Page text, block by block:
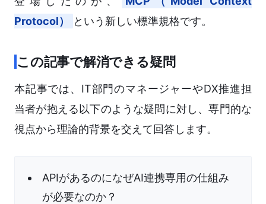
Protocol）
という新しい標準規格です。
この記事で解消できる疑問
本記事では、IT部門のマネージャーやDX推進担
当者が抱える以下のような疑問に対し、専門的な
視点から理論的背景を交えて回答します。
APIがあるのになぜAI連携専用の仕組み
が必要なのか？